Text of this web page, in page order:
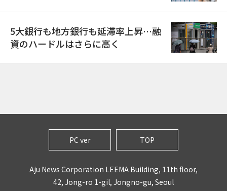
5大銀行も地方銀行も延滞率上昇…融
資のハードルはさらに高く
PC ver TOP
Aju News Corporation LEEMA Building, 11th floor,
42, Jong-ro 1-gil, Jongno-gu, Seoul